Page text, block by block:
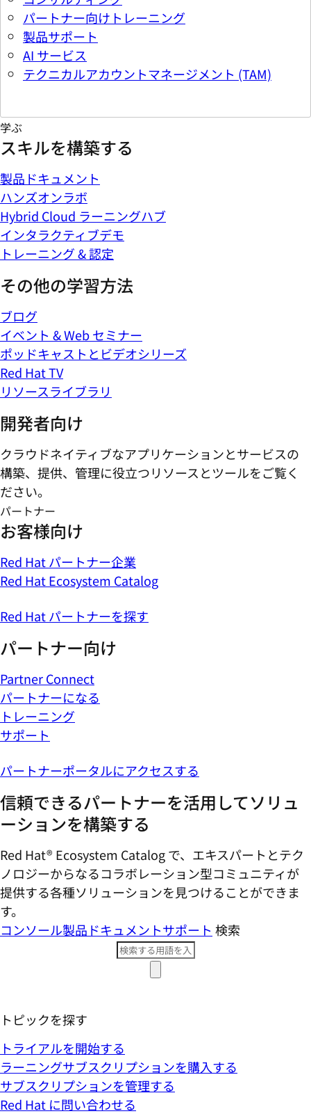
パートナー向けトレーニング
製品サポート
AI サービス
テクニカルアカウントマネージメント (TAM)
学ぶ
スキルを構築する
製品ドキュメント
ハンズオンラボ
Hybrid Cloud ラーニングハブ
インタラクティブデモ
トレーニング & 認定
その他の学習方法
ブログ
イベント & Web セミナー
ポッドキャストとビデオシリーズ
Red Hat TV
リソースライブラリ
開発者向け
クラウドネイティブなアプリケーションとサービスの
構築、提供、管理に役立つリソースとツールをご覧く
ださい。
パートナー
お客様向け
Red Hat パートナー企業
Red Hat Ecosystem Catalog
Red Hat パートナーを探す
パートナー向け
Partner Connect
パートナーになる
トレーニング
サポート
パートナーポータルにアクセスする
信頼できるパートナーを活用してソリュ
ーションを構築する
Red Hat® Ecosystem Catalog で、エキスパートとテク
ノロジーからなるコラボレーション型コミ​ュニティが
提供する各種ソリューションを見つけることができま
す。
コンソール製品ドキュメントサポート 検索
トピックを探す
トライアルを開始する
ラーニングサブスクリプションを購入する
サブスクリプションを管理する
Red Hat に問い合わせる